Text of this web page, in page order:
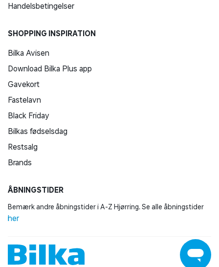
Handelsbetingelser
SHOPPING INSPIRATION
Bilka Avisen
Download Bilka Plus app
Gavekort
Fastelavn
Black Friday
Bilkas fødselsdag
Restsalg
Brands
ÅBNINGSTIDER
Bemærk andre åbningstider i A-Z Hjørring. Se alle åbningstider
her